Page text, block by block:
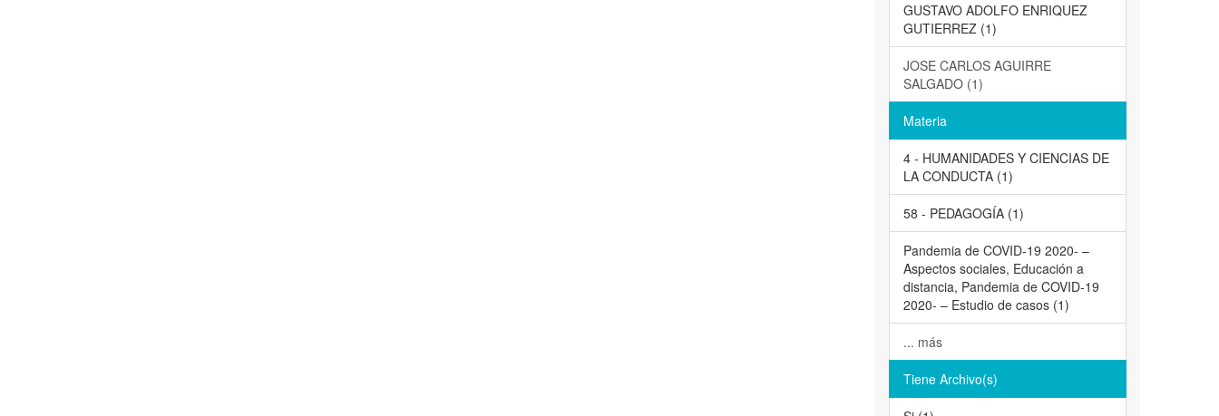
GUSTAVO ADOLFO ENRIQUEZ
GUTIERREZ (1)
JOSE CARLOS AGUIRRE
SALGADO (1)
Materia
4 - HUMANIDADES Y CIENCIAS DE
LA CONDUCTA (1)
58 - PEDAGOGÍA (1)
Pandemia de COVID-19 2020- –
Aspectos sociales, Educación a
distancia, Pandemia de COVID-19
2020- – Estudio de casos (1)
... más
Tiene Archivo(s)